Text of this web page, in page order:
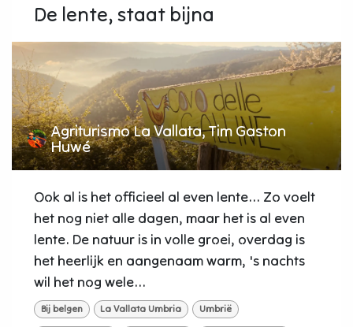
De lente, staat bijna
Agriturismo La Vallata, Tim Gaston
Huwé
Ook al is het officieel al even lente... Zo voelt
het nog niet alle dagen, maar het is al even
lente. De natuur is in volle groei, overdag is
het heerlijk en aangenaam warm, 's nachts
wil het nog wele...
Bij belgen La Vallata Umbria Umbrië